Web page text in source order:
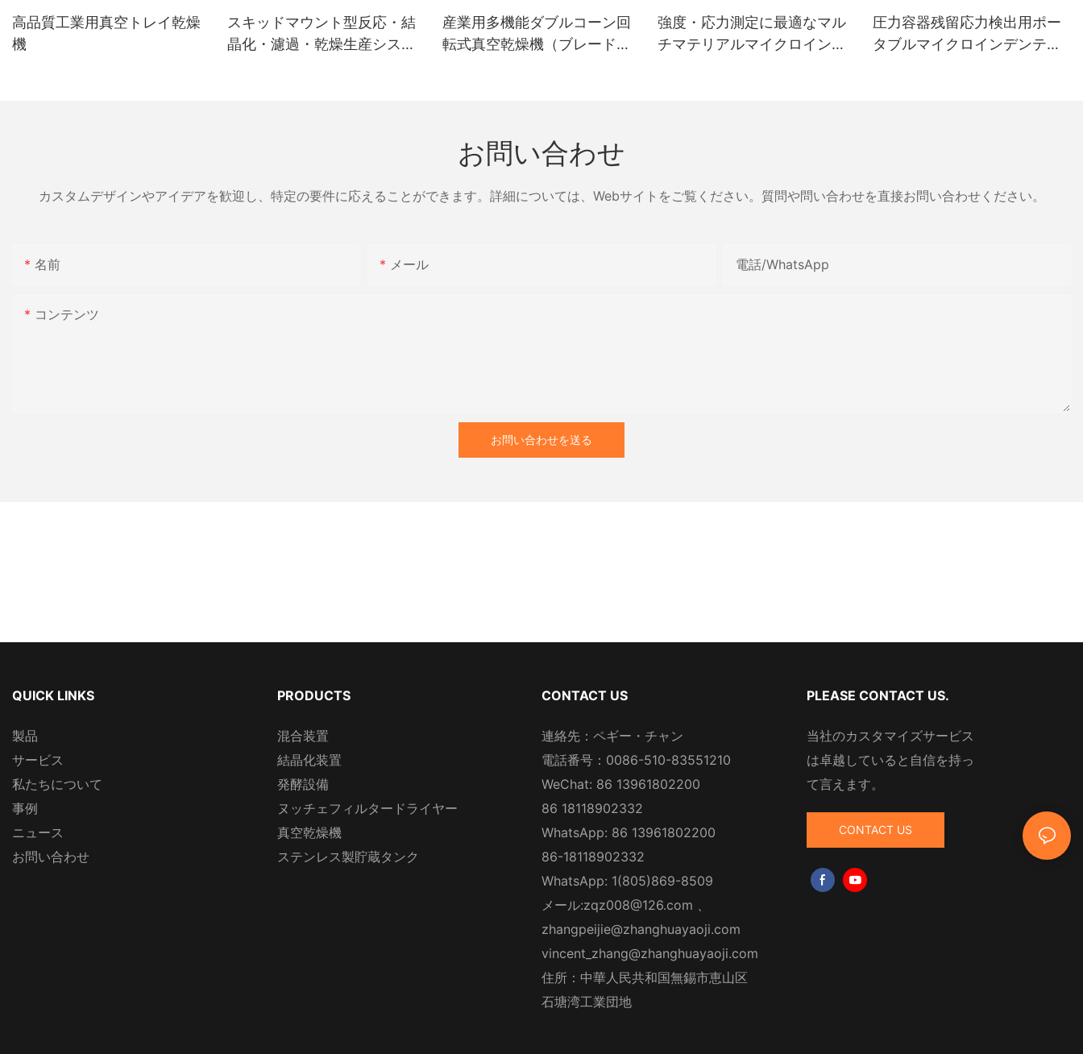
高品質工業用真空トレイ乾燥
機
スキッドマウント型反応・結
晶化・濾過・乾燥生産システ
産業用多機能ダブルコーン回
転式真空乾燥機（ブレード付
強度・応力測定に最適なマル
チマテリアルマイクロインデ
圧力容器残留応力検出用ポー
タブルマイクロインデンテー
お問い合わせ
カスタムデザインやアイデアを歓迎し、特定の要件に応えることができます。詳細については、Webサイトをご覧ください。質問や問い合わせを直接お問い合わせください。
名前 メール 電話/WhatsApp
コンテンツ
お問い合わせを送る
QUICK LINKS
製品
サービス
私たちについて
事例
ニュース
お問い合わせ
PRODUCTS
混合装置
結晶化装置
発酵設備
ヌッチェフィルタードライヤー
真空乾燥機
ステンレス製貯蔵タンク
CONTACT US
連絡先：ペギー・チャン
電話番号：0086-510-83551210
WeChat: 86 13961802200
86 18118902332
WhatsApp: 86 13961802200
86-18118902332
WhatsApp: 1(805)869-8509
メール:zqz008@126.com
zhangpeijie@zhanghuayaoji.com
vincent_zhang@zhanghuayaoji.com
住所：中華人民共和国無錫市恵山区
石塘湾工業団地
PLEASE CONTACT US.
当社のカスタマイズサービス
は卓越していると自信を持っ
て言えます。
CONTACT US